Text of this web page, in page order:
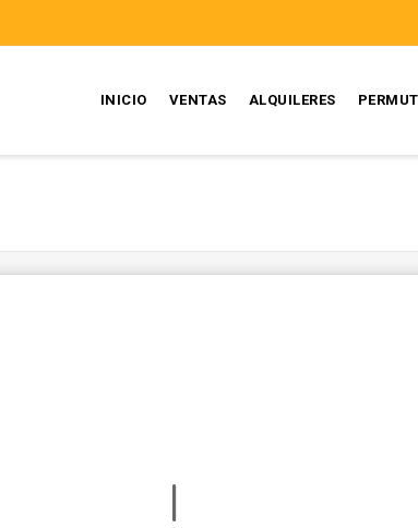
INICIO VENTAS ALQUILERES